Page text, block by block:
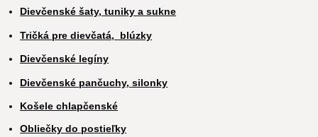
Dievčenské šaty, tuniky a sukne
Tričká pre dievčatá, blúzky
Dievčenské legíny
Dievčenské pančuchy, silonky
Košele chlapčenské
Obliečky do postieľky